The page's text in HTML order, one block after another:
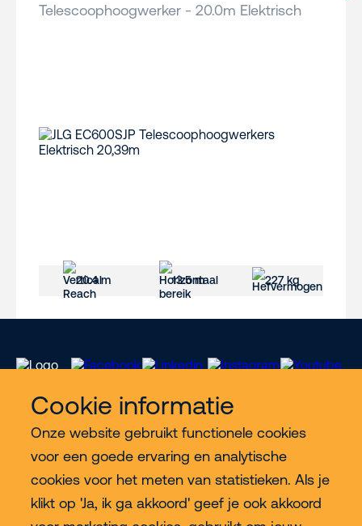
Cookie informatie
Onze website gebruikt functionele cookies
voor een goede ervaring en analytische
cookies voor het meten van statistieken. Als je
klikt op 'Ja, ik ga akkoord' geef je ook akkoord
Telescoophoogwerker - 20.0m Elektrisch
20.4 m 13.5 m 227 kg
Meer Riwal
Industries